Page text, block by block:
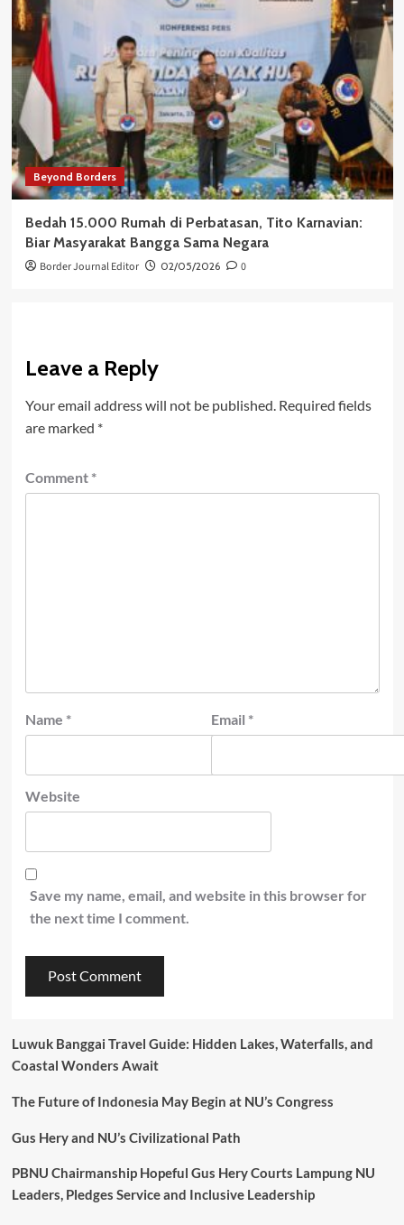
Beyond Borders
Bedah 15.000 Rumah di Perbatasan, Tito Karnavian:
Biar Masyarakat Bangga Sama Negara
Border Journal Editor 02/05/2026 0
Leave a Reply
Your email address will not be published. Required fields
are marked *
Comment *
Name * Email *
Website
Save my name, email, and website in this browser for
the next time I comment.
Luwuk Banggai Travel Guide: Hidden Lakes, Waterfalls, and
Coastal Wonders Await
The Future of Indonesia May Begin at NU’s Congress
Gus Hery and NU’s Civilizational Path
PBNU Chairmanship Hopeful Gus Hery Courts Lampung NU
Leaders, Pledges Service and Inclusive Leadership